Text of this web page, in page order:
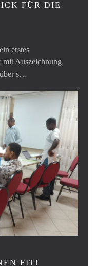
FÜR DIE
erstes
mit Auszeichnung
über s…
FIT!